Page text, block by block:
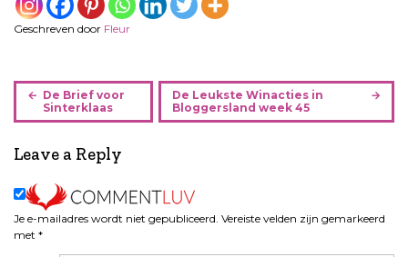
Geschreven door Fleur
B
r
i
h
n
De Brief voor
Sinterklaas
De Leukste Winacties in
Bloggersland week 45
Leave a Reply
Je e-mailadres wordt niet gepubliceerd. Vereiste velden zijn gemarkeerd
met *